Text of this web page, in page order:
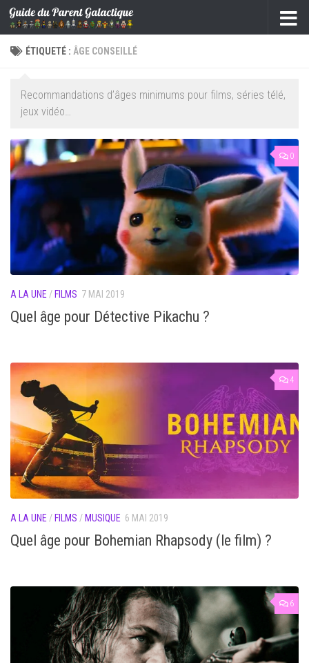
Skip to content
ÉTIQUETÉ : ÂGE CONSEILLÉ
Recommandations d’âges minimums pour films, séries télé,
jeux vidéo…
0
A LA UNE / FILMS 7 MAI 2019
Quel âge pour Détective Pikachu ?
4
A LA UNE / FILMS / MUSIQUE 6 MAI 2019
Quel âge pour Bohemian Rhapsody (le film) ?
6